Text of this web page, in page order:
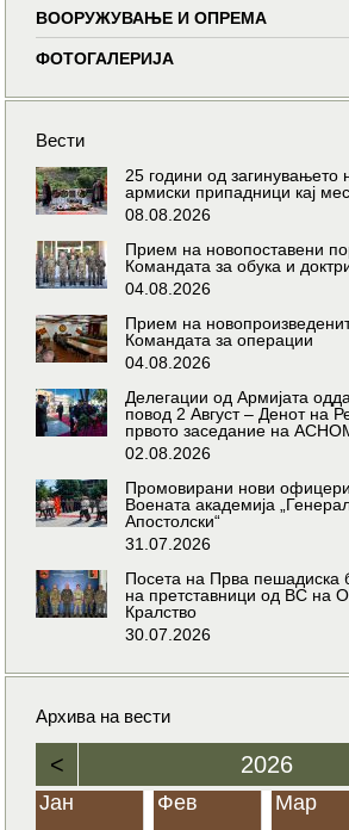
ВООРУЖУВАЊЕ И ОПРЕМА
ФОТОГАЛЕРИЈА
Вести
25 години од загинувањето
армиски припадници кај
08.08.2026
Прием на новопоставени
Командата за обука и
04.08.2026
Прием на
Командата за операции
04.08.2026
Делегации од Армијата
повод 2 Август – Денот на
првото заседание на
02.08.2026
Промовирани нови
Воената академија
Апостолски“
31.07.2026
Посета на Прва пешадиска
на претставници од ВС на
Кралство
30.07.2026
Архива на вести
< 2026
Јан Фев Мар